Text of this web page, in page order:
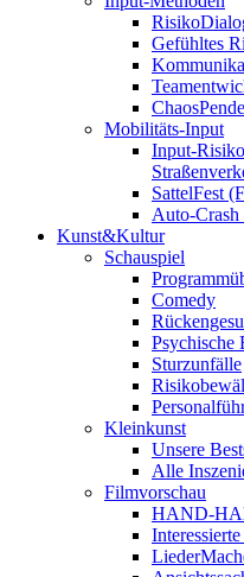
Gefühltes
Mobilitäts-Input
Input-
SattelFest
Auto-
Kunst&Kultur
Schauspiel
Comedy
Psychische
Sturzunfälle
Kleinkunst
Unsere
Alle
Filmvorschau
HAND-